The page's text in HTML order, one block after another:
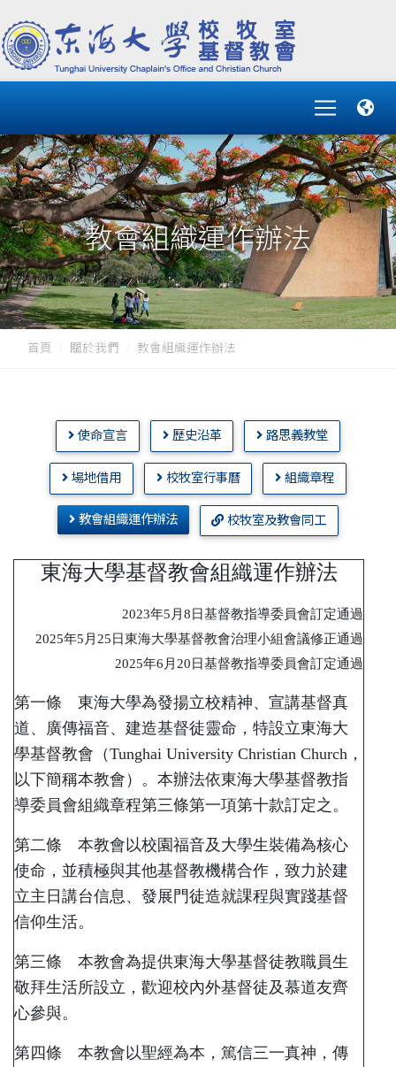
教會組織運作辦法
首頁 關於我們 教會組織運作辦法
使命宣言 歷史沿革 路思義教堂
場地借用 校牧室行事曆 組織章程
教會組織運作辦法 校牧室及教會同工
東海大學基督教會組織運作辦法
2023年5月8日基督教指導委員會訂定通過
2025年5月25日東海大學基督教會治理小組會議修正通過
2025年6月20日基督教指導委員會訂定通過
第一條 東海大學為發揚立校精神、宣講基督真
道、廣傳福音、建造基督徒靈命，特設立東海大
學基督教會（Tunghai University Christian Church，
以下簡稱本教會）。本辦法依東海大學基督教指
導委員會組織章程第三條第一項第十款訂定之。
第二條 本教會以校園福音及大學生裝備為核心
使命，並積極與其他基督教機構合作，致力於建
立主日講台信息、發展門徒造就課程與實踐基督
信仰生活。
第三條 本教會為提供東海大學基督徒教職員生
敬拜生活所設立，歡迎校內外基督徒及慕道友齊
心參與。
第四條 本教會以聖經為本，篤信三一真神，傳